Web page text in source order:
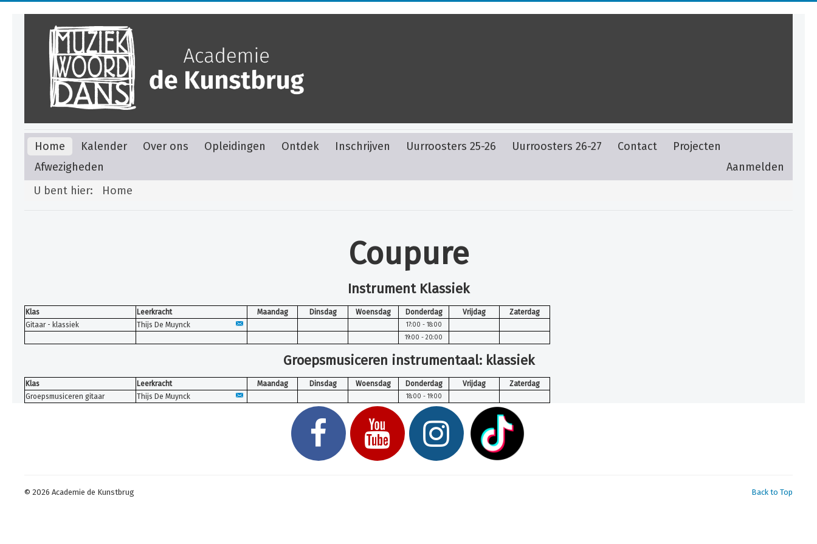
Home Kalender Over ons Opleidingen Ontdek Inschrijven Uurroosters 25-26 Uurroosters 26-27 Contact
Projecten
Aanmelden
Afwezigheden
U bent hier:
Home
Coupure
Instrument Klassiek
Klas Leerkracht Maandag Dinsdag Woensdag Donderdag Vrijdag
Zaterdag
Gitaar - klassiek
Thijs De Muynck
17:00 - 18:00
19:00 - 20:00
Groepsmusiceren instrumentaal: klassiek
Klas Leerkracht Maandag Dinsdag Woensdag Donderdag Vrijdag
Zaterdag
Groepsmusiceren gitaar
Thijs De Muynck 18:00 - 19:00
Back to Top
© 2026 Academie de Kunstbrug